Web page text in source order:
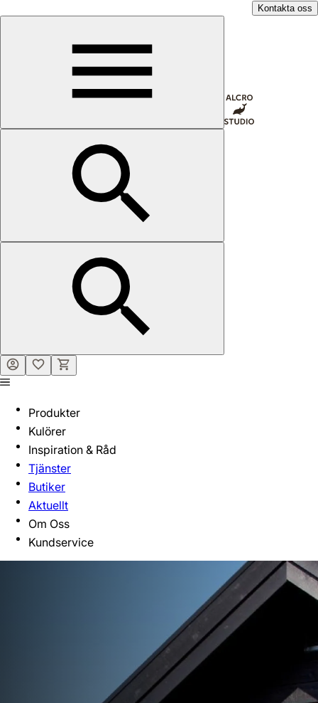
Kontakta oss
Produkter
Kulörer
Inspiration & Råd
Tjänster
Butiker
Aktuellt
Om Oss
Kundservice